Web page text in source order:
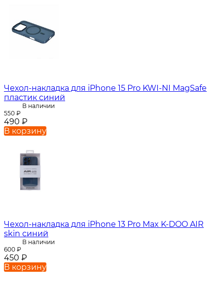
Чехол-накладка для iPhone 15 Pro KWI-NI MagSafe
пластик синий
В наличии
550 ₽
490 ₽
В корзину
Чехол-накладка для iPhone 13 Pro Max K-DOO AIR
skin синий
В наличии
600 ₽
450 ₽
В корзину